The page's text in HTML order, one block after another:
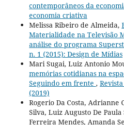
contemporâneos da
economia criativa
Melissa Ribeiro de Almeida,
Materialidade na Televisão
análise do programa
n. 1 (2015): Design de Mídias
Mari Sugai, Luiz Antonio
memórias cotidianas na
Seguindo em frente ,
(2019)
Rogerio Da Costa, Adrianne
Silva, Luiz Augusto De
Ferreira Mendes, Amanda